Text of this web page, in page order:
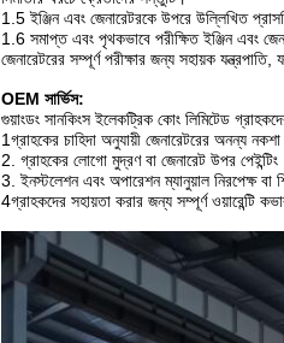
1.5 ইঞ্জিন এবং জেনারেটরকে উপরে উল্লিখিত
1.6 সমাপ্ত এবং পৃথকভাবে পরীক্ষিত ইঞ্জিন এবং
জেনারেটরের সম্পূর্ণ পরীক্ষার জন্য সহায়ক যন্ত্রপাতি,
OEM সার্ভিস:
গুয়াংডং সানকিংস ইলেকট্রিক কোং লিমিটেড
1গ্রাহকের চাহিদা অনুযায়ী জেনারেটরের অনন্য
2. গ্রাহকের লোগো মুদ্রণ বা জেনারেট উপর পেইন্টিং
3. ইনস্টলেশন এবং অপারেশন ম্যানুয়াল নিরপেক্ষ বা
4গ্রাহকদের সহায়তা করার জন্য সম্পূর্ণ ওয়ারেন্টি